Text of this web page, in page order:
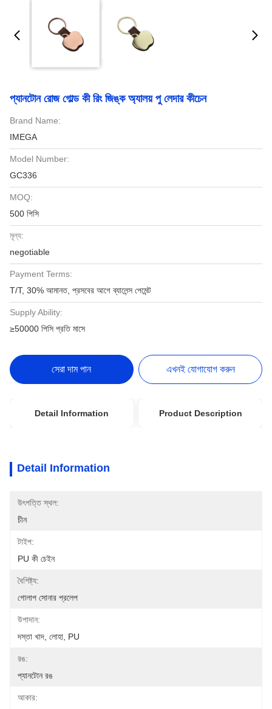
প্যানটোন রোজ গোল্ড কী রিং জিঙ্ক অ্যালয় পু লেদার কীচেন
Brand Name:
IMEGA
Model Number:
GC336
MOQ:
500 পিসি
মূল্য:
negotiable
Payment Terms:
T/T, 30% আমানত, প্রসবের আগে ব্যালেন্স পেমেন্ট
Supply Ability:
≥50000 পিসি প্রতি মাসে
সেরা দাম পান এখনই যোগাযোগ করুন
Detail Information Product Description
Detail Information
উৎপত্তি স্থল:
চীন
টাইপ:
PU কী চেইন
বৈশিষ্ট্য:
গোলাপ সোনার প্রলেপ
উপাদান:
দস্তা খাদ, লোহা, PU
রঙ:
প্যানটোন রঙ
আকার: